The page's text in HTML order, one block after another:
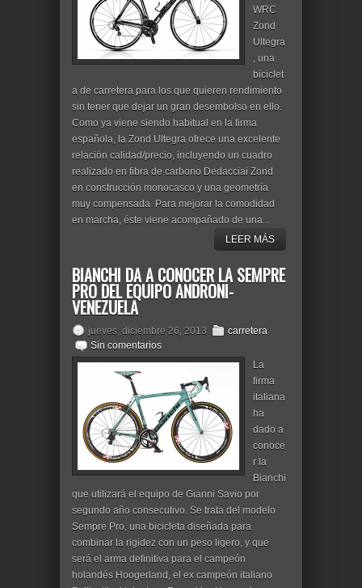
WRC
Zond
Ultegra
, una
biciclet
a de carretera para los que quieren rendimiento
sin tener que dejar un gran desembolso en ello.
Como ya viene siendo habitual en la firma
española, la Zond Ultegra ofrece una excelente
relación calidad/precio, incluyendo un cuadro
realizado en fibra de carbono Dedacciai Zond
en construcción monocasco y una geometría
muy compensada. Para mejorar la comodidad
en marcha, éste viene acompañado de una...
LEER MÁS
BIANCHI DA A CONOCER LA SEMPRE
PRO DEL EQUIPO ANDRONI-
VENEZUELA
jueves, diciembre 26, 2013
carretera
Sin comentarios
La
firma
italiana
ha
dado a
conoce
r la
Bianchi
que utilizará el equipo de Gianni Savio por
segundo año consecutivo. Se trata del modelo
Sempre Pro, una bicicleta diseñada para
combinar la rigidez con un peso ligero, y que
será el arma definitiva para el campeón
holandés Hoogerland, el ex campeón italiano